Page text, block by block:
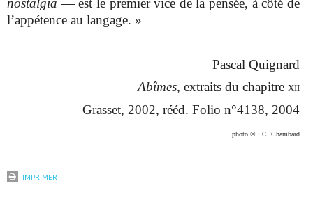
nostalgia — est le premier vice de la pensée, à côté de
l’appétence au langage. »
Pascal Quignard
Abîmes, extraits du chapitre xii
Grasset, 2002, rééd. Folio n°4138, 2004
photo © : C. Chambard
IMPRIMER